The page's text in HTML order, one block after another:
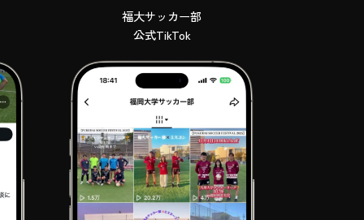
福大サッカー部
公式TikTok